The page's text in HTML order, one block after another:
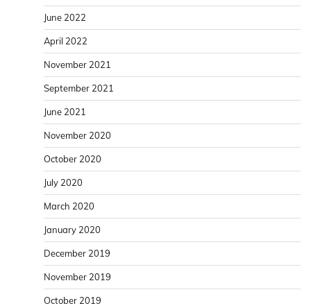
June 2022
April 2022
November 2021
September 2021
June 2021
November 2020
October 2020
July 2020
March 2020
January 2020
December 2019
November 2019
October 2019